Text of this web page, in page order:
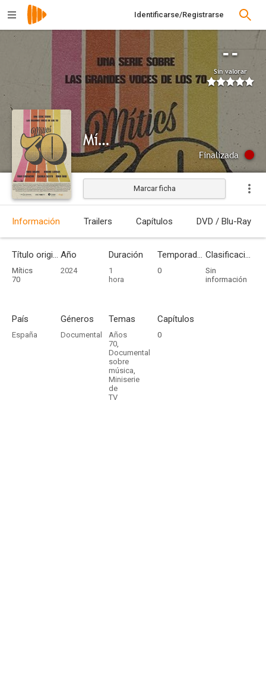
Identificarse/Registrarse
--
Sin valorar
Mítics 70
Finalizada
Marcar ficha
Información Trailers Capítulos DVD / Blu-Ray
Título original
Mítics
70
Año
2024
Duración
1
hora
Temporadas
0
Clasificación por edades
Sin
información
País
España
Géneros
Documental
Temas
Años
70,
Documental
sobre
música,
Miniserie
de
TV
Capítulos
0